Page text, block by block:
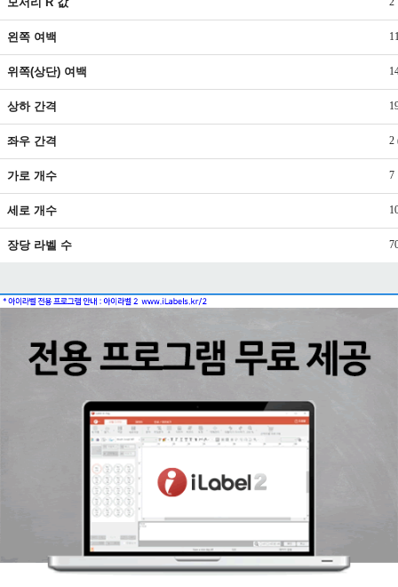
왼쪽 여백
위쪽(상단) 여백
상하 간격
좌우 간격 2
가로 개수 7
세로 개수
장당 라벨 수